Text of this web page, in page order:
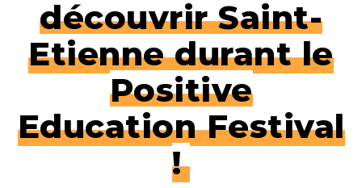
découvrir Saint-
Etienne durant le
Positive
Education Festival
!